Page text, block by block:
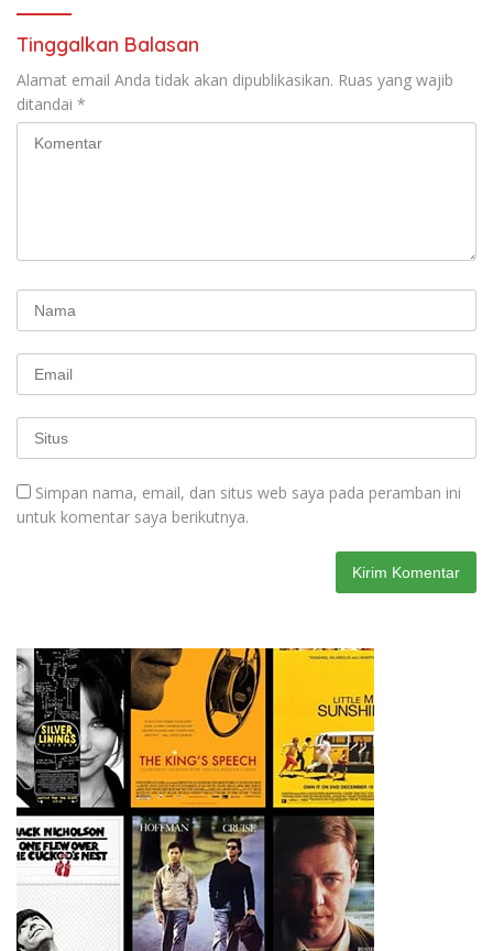
Tinggalkan Balasan
Alamat email Anda tidak akan dipublikasikan. Ruas yang wajib
ditandai *
Simpan nama, email, dan situs web saya pada peramban ini
untuk komentar saya berikutnya.